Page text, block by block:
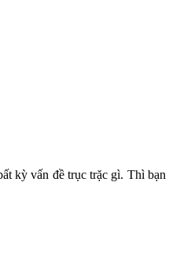
kỳ vấn đề trục trặc gì. Thì bạn